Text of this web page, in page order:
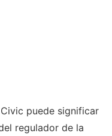
puede significar
regulador de la